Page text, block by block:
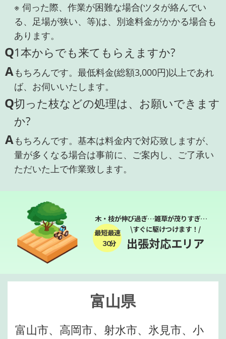
※ 伺った際、作業が困難な場合(ツタが絡んでい
る、足場が狭い、等)は、別途料金がかかる場合も
あります。
Q1本からでも来てもらえますか?
Aもちろんです。最低料金(総額3,000円)以上であれ
ば、お伺いいたします。
Q切った枝などの処理は、お願いできます
か?
Aもちろんです。基本は料金内で対応致しますが、
量が多くなる場合は事前に、ご案内し、ご了承い
ただいた上で作業致します。
木・枝が伸び過ぎ…雑草が茂りすぎ…
最短最速
３０分
\すぐに駆けつけます！/
出張対応エリア
富山県
富山市、高岡市、射水市、氷見市、小